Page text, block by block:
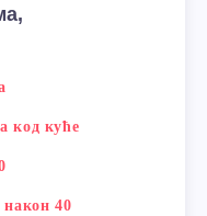
код куће
након 40